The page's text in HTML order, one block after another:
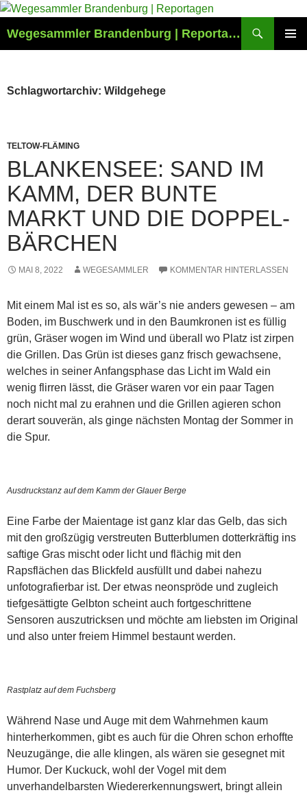
Zum
springen
Wegesammler Brandenburg | Reportagen
Schlagwortarchiv: Wildgehege
TELTOW-FLÄMING
BLANKENSEE: SAND IM
KAMM, DER BUNTE
MARKT UND DIE DOPPEL-
BÄRCHEN
MAI 8, 2022 WEGESAMMLER KOMMENTAR HINTERLASSEN
Mit einem Mal ist es so, als wär’s nie anders gewesen – am
Boden, im Buschwerk und in den Baumkronen ist es füllig
grün, Gräser wogen im Wind und überall wo Platz ist zirpen
die Grillen. Das Grün ist dieses ganz frisch gewachsene,
welches in seiner Anfangsphase das Licht im Wald ein
wenig flirren lässt, die Gräser waren vor ein paar Tagen
noch nicht mal zu erahnen und die Grillen agieren schon
derart souverän, als ginge nächsten Montag der Sommer in
die Spur.
Ausdruckstanz auf dem Kamm der Glauer Berge
Eine Farbe der Maientage ist ganz klar das Gelb, das sich
mit den großzügig verstreuten Butterblumen dotterkräftig ins
saftige Gras mischt oder licht und flächig mit den
Rapsflächen das Blickfeld ausfüllt und dabei nahezu
unfotografierbar ist. Der etwas neonspröde und zugleich
tiefgesättigte Gelbton scheint auch fortgeschrittene
Sensoren auszutricksen und möchte am liebsten im Original
und also unter freiem Himmel bestaunt werden.
Rastplatz auf dem Fuchsberg
Während Nase und Auge mit dem Wahrnehmen kaum
hinterherkommen, gibt es auch für die Ohren schon erhoffte
Neuzugänge, die alle klingen, als wären sie gesegnet mit
Humor. Der Kuckuck, wohl der Vogel mit dem
unverhandelbarsten Wiedererkennungswert, bringt allein